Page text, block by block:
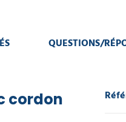
QUESTIONS/
cordon